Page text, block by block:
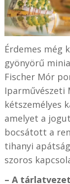
Érdemes még
gyönyörű
Fischer Mór
Iparművészeti
kétszemélyes
amelyet a
bocsátott a
tihanyi
szoros
– A